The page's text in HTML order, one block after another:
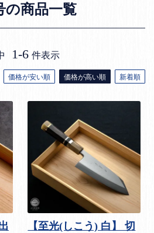
の商品一覧
価格が安い順 価格が高い順 新着順
1-6 件表示
【至光(しこう) 白】 切